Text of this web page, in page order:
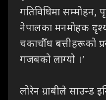
गतिविधिमा सम्मोहन,
नेपालका मनमोहक
चकाचौँध बत्तीहरूको
गजबको लाग्यो ।’
लोरेन ग्राबीले साउन्ड